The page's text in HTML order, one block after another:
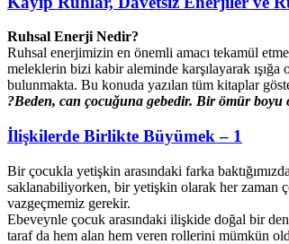
Ruhsal Enerji Nedir?
Ruhsal enerjimizin en önemli amacı tekamül
meleklerin bizi kabir aleminde karşılayarak
bulunmakta. Bu konuda yazılan tüm kitaplar
?Beden, can çocuğuna gebedir. Bir ömür boyu
İlişkilerde Birlikte Büyümek – 1
Bir çocukla yetişkin arasındaki farka
saklanabiliyorken, bir yetişkin olarak her zaman
vazgeçmemiz gerekir.
Ebeveynle çocuk arasındaki ilişkide doğal bir
taraf da hem alan hem veren rollerini mümkün